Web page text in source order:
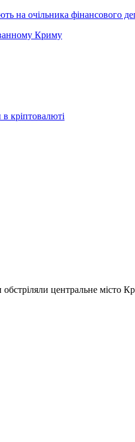
на очільника фінансового
Криму
кріптовалюті
центральне місто